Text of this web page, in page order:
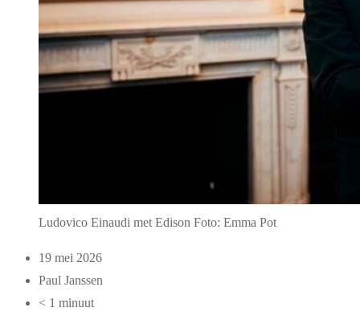
Ludovico Einaudi met Edison Foto: Emma Pot
19 mei 2026
Paul Janssen
< 1 minuut